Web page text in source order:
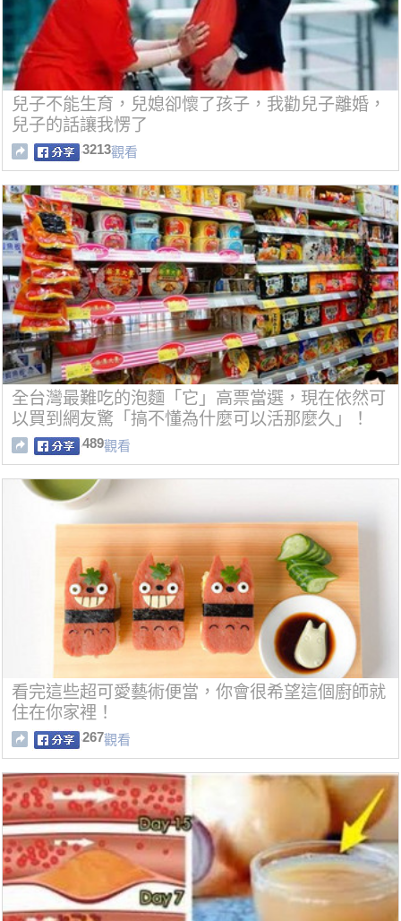
兒子不能生育，兒媳卻懷了孩子，我勸兒子離婚，
兒子的話讓我愣了
3213觀看
全台灣最難吃的泡麵「它」高票當選，現在依然可
以買到網友驚「搞不懂為什麼可以活那麼久」！
489觀看
看完這些超可愛藝術便當，你會很希望這個廚師就
住在你家裡！
267觀看